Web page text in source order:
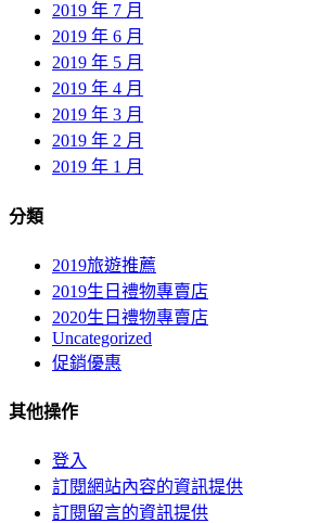
2019 年 7 月
2019 年 6 月
2019 年 5 月
2019 年 4 月
2019 年 3 月
2019 年 2 月
2019 年 1 月
分類
2019旅遊推薦
2019生日禮物專賣店
2020生日禮物專賣店
Uncategorized
促銷優惠
其他操作
登入
訂閱網站內容的資訊提供
訂閱留言的資訊提供